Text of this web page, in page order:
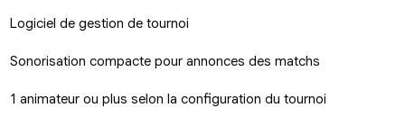
Logiciel de gestion de tournoi
Sonorisation compacte pour annonces des matchs
1 animateur ou plus selon la configuration du tournoi